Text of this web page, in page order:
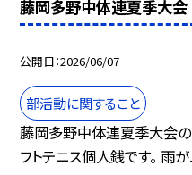
藤岡多野中体連夏季大
公開日 2026/06/07
部活動に関すること
藤岡多野中体連夏季大会
フトテニス個人銭です。 雨